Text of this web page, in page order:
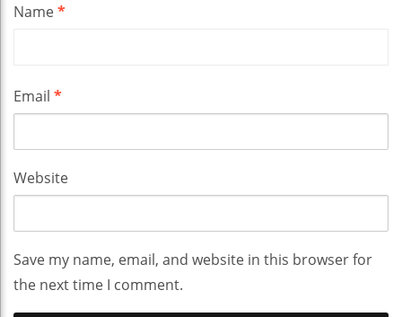
Name*
Email *
Website
Save my name, email, and website in this browser for
the next time I comment.